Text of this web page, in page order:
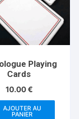
Playing
Cards
10.00€
AJOUTER AU
PANIER